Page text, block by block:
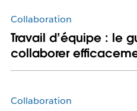
Collaboration
Travail d’équipe : le
collaborer
Collaboration